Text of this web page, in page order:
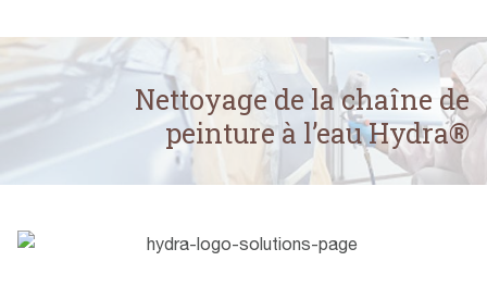
Nettoyage de la chaîne de
peinture à l’eau Hydra®